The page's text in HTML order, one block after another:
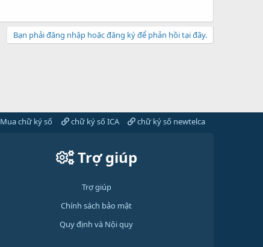
Bạn phải đăng nhập hoặc đăng ký để phản hồi tại đây.
Mua chữ ký số chữ ký số ICA chữ ký số newtelca
Trợ giúp
Trợ giúp
Chính sách bảo mật
Quy định và Nội quy